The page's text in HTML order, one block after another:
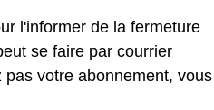
l'informer de la fermeture
se faire par courrier
votre abonnement, vous